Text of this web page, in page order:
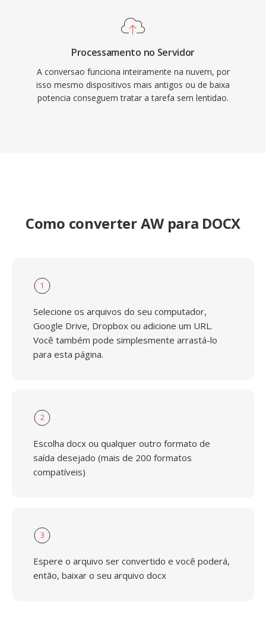
Processamento no Servidor
A conversao funciona inteiramente na nuvem, por
isso mesmo dispositivos mais antigos ou de baixa
potencia conseguem tratar a tarefa sem lentidao.
Como converter AW para DOCX
1
Selecione os arquivos do seu computador,
Google Drive, Dropbox ou adicione um URL.
Você também pode simplesmente arrastá-lo
para esta página.
2
Escolha docx ou qualquer outro formato de
saída desejado (mais de 200 formatos
compatíveis)
3
Espere o arquivo ser convertido e você poderá,
então, baixar o seu arquivo docx